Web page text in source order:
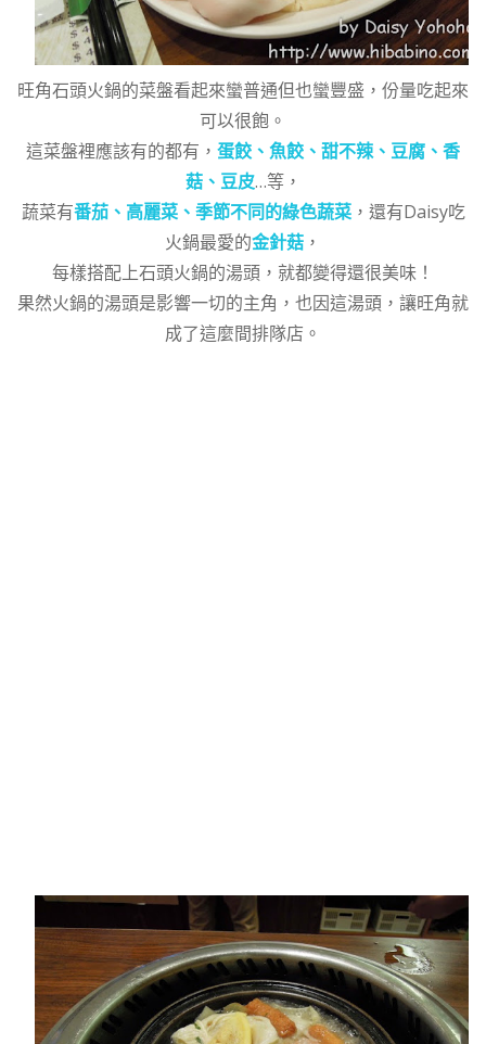
旺角石頭火鍋的菜盤看起來蠻普通但也蠻豐盛，份量吃起來
可以很飽。
這菜盤裡應該有的都有， 蛋餃、魚餃、甜不辣、豆腐、香
菇、豆皮…等，
蔬菜有番茄、高麗菜、季節不同的綠色蔬菜，還有Daisy吃
火鍋最愛的金針菇 ，
每樣搭配上石頭火鍋的湯頭，就都變得還很美味！
果然火鍋的湯頭是影響一切的主角，也因這湯頭，讓旺角就
成了這麼間排隊店。